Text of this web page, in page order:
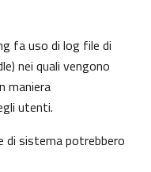
fa uso di log file di
nei quali vengono
maniera
utenti.
di sistema potrebbero